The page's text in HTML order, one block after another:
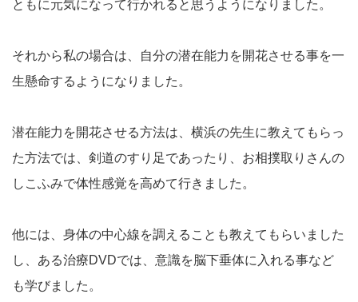
ともに元気になって行かれると思うようになりました。
それから私の場合は、自分の潜在能力を開花させる事を一
生懸命するようになりました。
潜在能力を開花させる方法は、横浜の先生に教えてもらっ
た方法では、剣道のすり足であったり、お相撲取りさんの
しこふみで体性感覚を高めて行きました。
他には、身体の中心線を調えることも教えてもらいました
し、ある治療DVDでは、意識を脳下垂体に入れる事など
も学びました。